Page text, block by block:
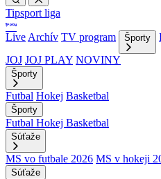
Tipsport liga
Live Archív TV program Športy
JOJ JOJ PLAY NOVINY
Športy
Futbal Hokej Basketbal
Športy
Futbal Hokej Basketbal
Súťaže
MS vo futbale 2026 MS v hokeji
Súťaže